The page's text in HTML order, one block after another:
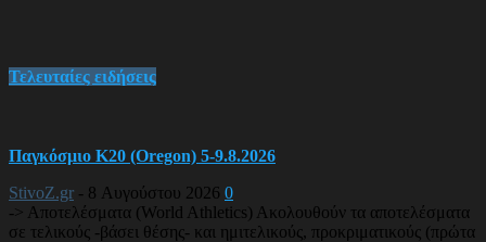
Τελευταίες ειδήσεις
Παγκόσμιο Κ20 (Oregon) 5-9.8.2026
StivoZ.gr - 8 Αυγούστου 2026 0
-> Αποτελέσματα (World Athletics) Ακολουθούν τα αποτελέσματα
σε τελικούς -βάσει θέσης- και ημιτελικούς, προκριματικούς (πρώτα